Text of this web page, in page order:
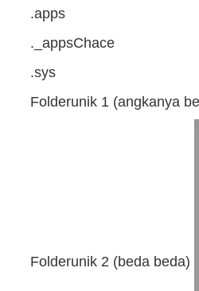
.apps
._appsChace
.sys
Folderunik 1 (angkanya
Folderunik 2 (beda beda)